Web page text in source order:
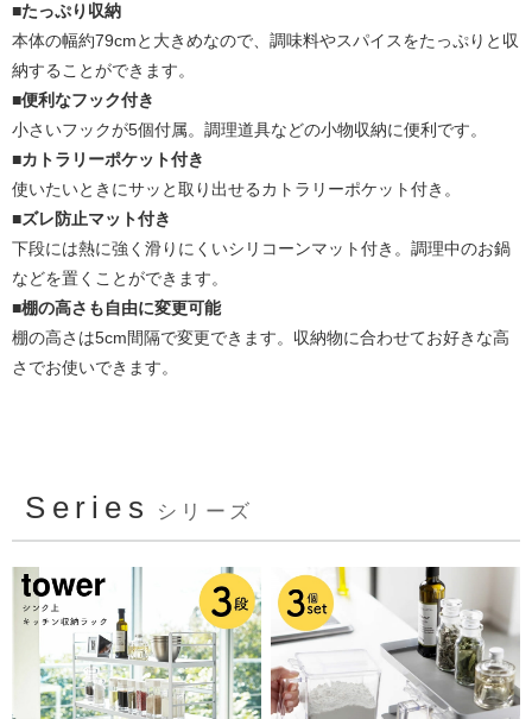
■たっぷり収納
本体の幅約79cmと大きめなので、調味料やスパイスをたっぷりと収
納することができます。
■便利なフック付き
小さいフックが5個付属。調理道具などの小物収納に便利です。
■カトラリーポケット付き
使いたいときにサッと取り出せるカトラリーポケット付き。
■ズレ防止マット付き
下段には熱に強く滑りにくいシリコーンマット付き。調理中のお鍋
などを置くことができます。
■棚の高さも自由に変更可能
棚の高さは5cm間隔で変更できます。収納物に合わせてお好きな高
さでお使いできます。
Series シリーズ